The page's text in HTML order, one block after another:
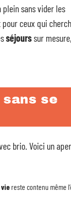
plein sans vider les
ceux qui
séjourssur mesure,
se
brio. Voici un
vie reste contenu même